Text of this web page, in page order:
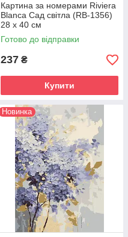
Картина за номерами Riviera
Blanca Сад світла (RB-1356)
28 х 40 см
Готово до відправки
237 ₴
Купити
Новинка